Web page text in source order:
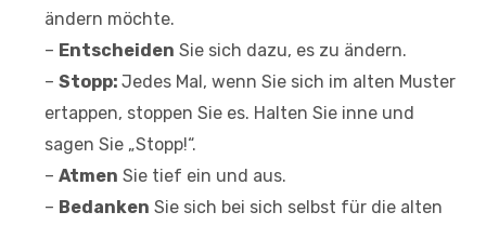
ändern möchte.
– Entscheiden Sie sich dazu, es zu ändern.
– Stopp: Jedes Mal, wenn Sie sich im alten Muster
ertappen, stoppen Sie es. Halten Sie inne und
sagen Sie „Stopp!“.
– Atmen Sie tief ein und aus.
– Bedanken Sie sich bei sich selbst für die alten